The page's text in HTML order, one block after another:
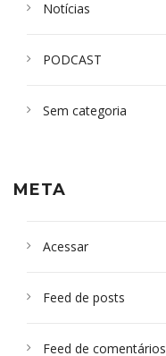
Notícias
PODCAST
Sem categoria
META
Acessar
Feed de posts
Feed de comentários